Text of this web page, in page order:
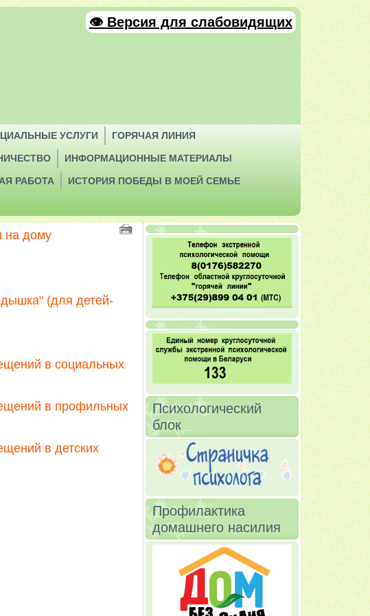
👁 Версия для слабовидящих
УСЛУГИ ГОРЯЧАЯ ЛИНИЯ
ИНФОРМАЦИОННЫЕ МАТЕРИАЛЫ
РАБОТА ИСТОРИЯ ПОБЕДЫ В МОЕЙ СЕМЬЕ
на дому
(для детей-
в социальных
в профильных
в детских
Психологический
блок
Профилактика
домашнего насилия